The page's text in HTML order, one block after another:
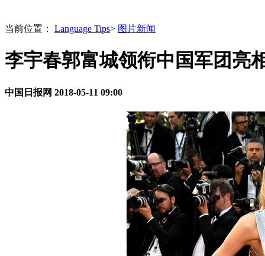
当前位置： Language Tips> 图片新闻
李宇春郭富城领衔中国军团亮
中国日报网 2018-05-11 09:00